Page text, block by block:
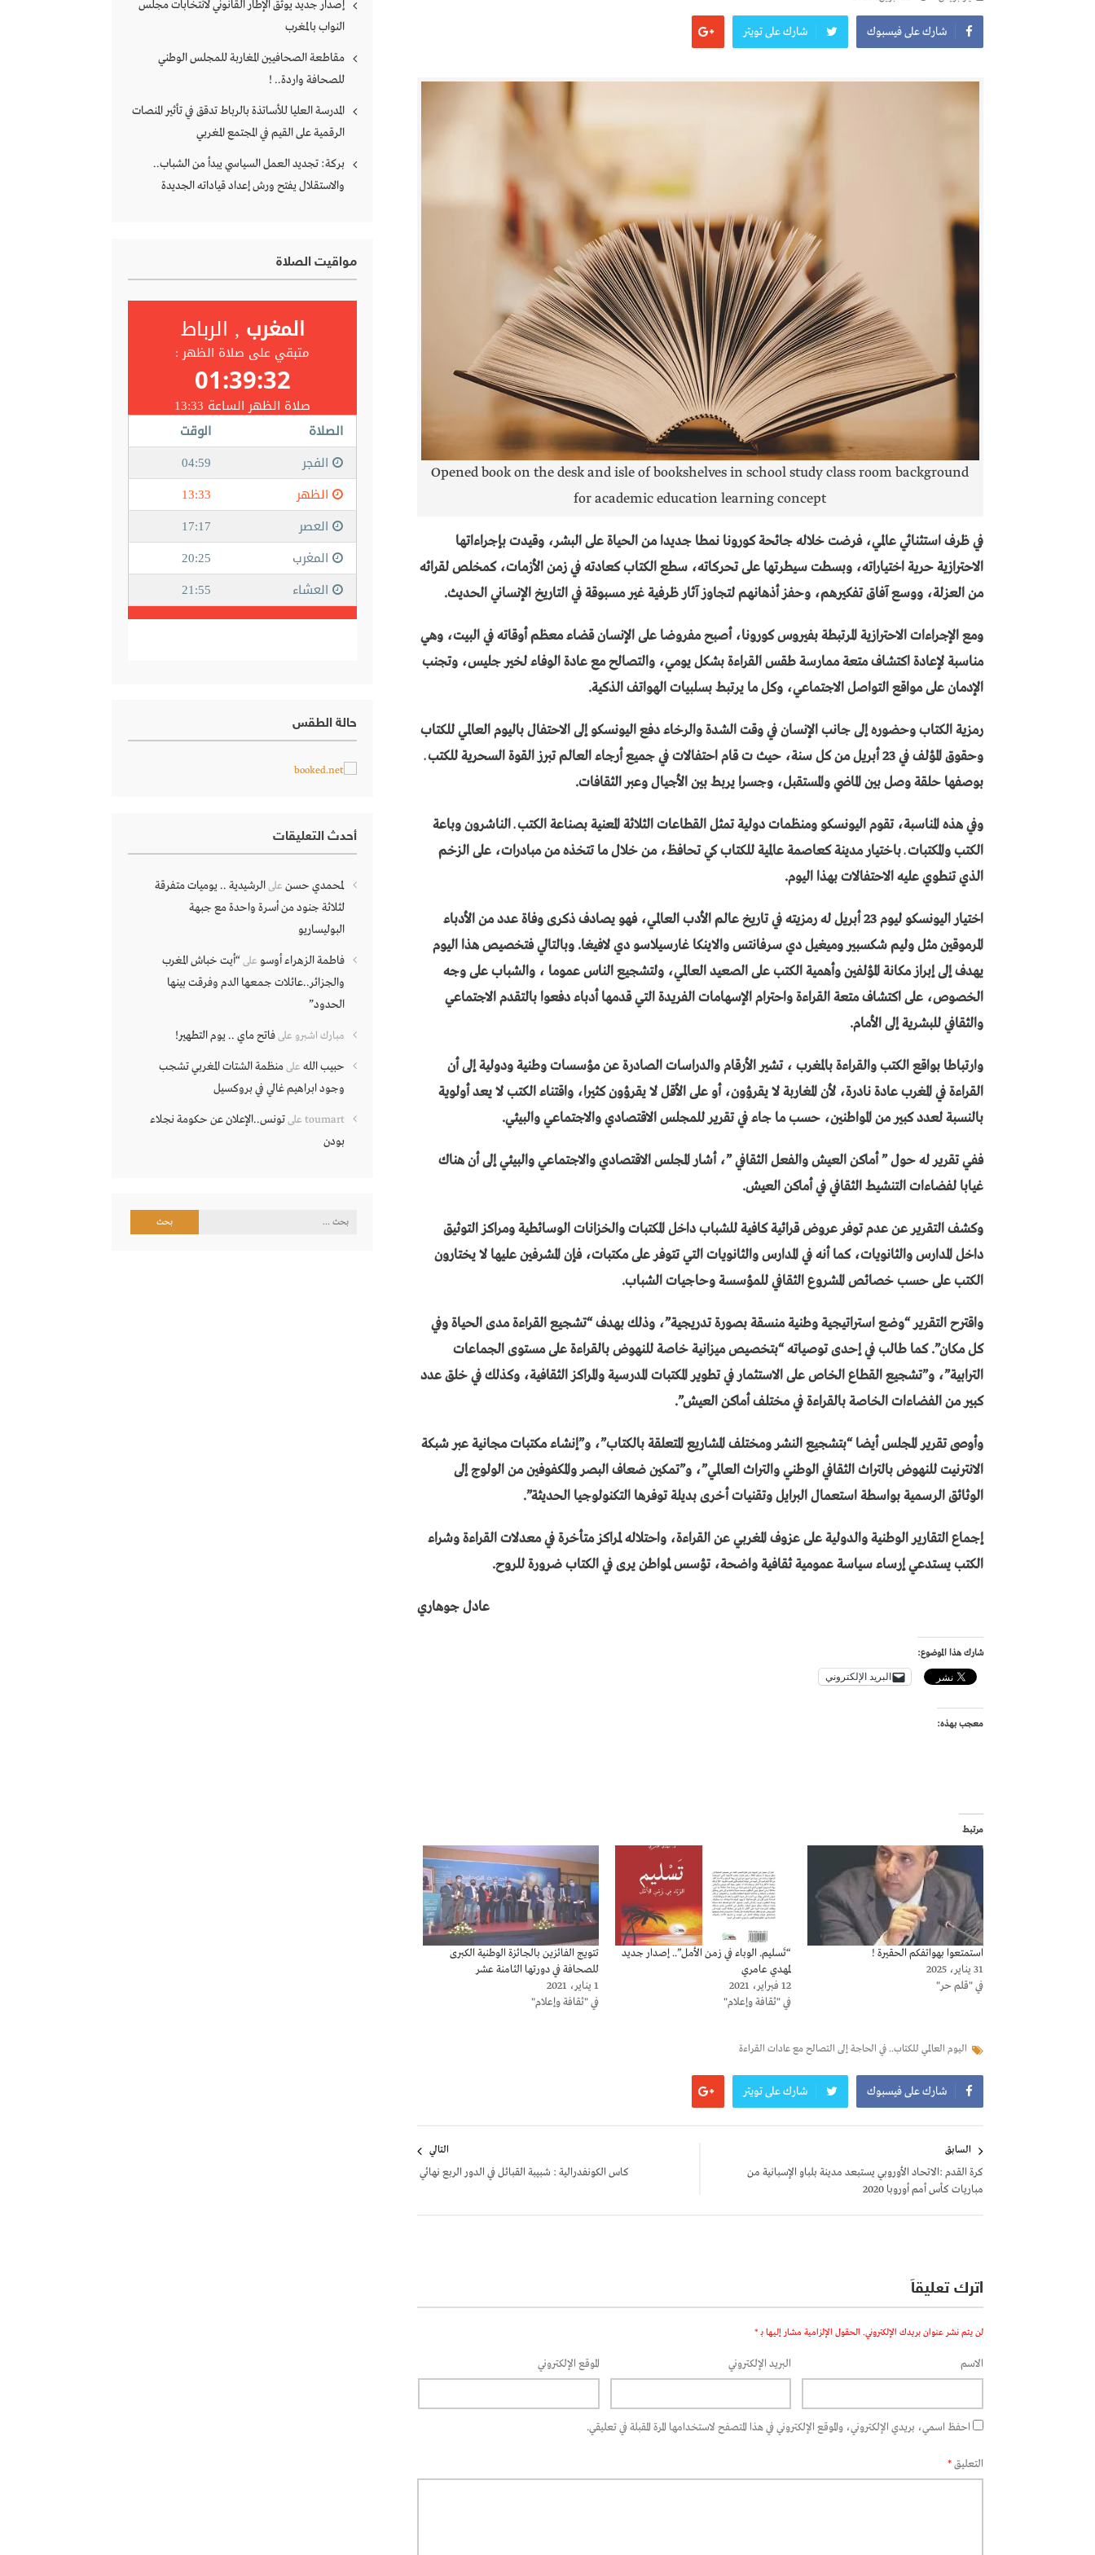
شارك على فيسبوك شارك على تويتر
Opened book on the desk and isle of bookshelves in school study class room background
for academic education learning concept
في ظرف استثنائي عالمي، فرضت خلاله جائحة كورونا نمطا جديدا من الحياة على البشر، وقيدت بإجراءاتها
الاحترازية حرية اختياراته، وبسطت سيطرتها على تحركاته، سطع الكتاب كعادته في زمن الأزمات، كمخلص لقرائه
من العزلة، ووسع آفاق تفكيرهم، وحفز أذهانهم لتجاوز آثار ظرفية غير مسبوقة في التاريخ الإنساني الحديث.
ومع الإجراءات الاحترازية المرتبطة بفيروس كورونا، أصبح مفروضا على الإنسان قضاء معظم أوقاته في البيت، وهي
مناسبة لإعادة اكتشاف متعة ممارسة طقس القراءة بشكل يومي، والتصالح مع عادة الوفاء لخير جليس، وتجنب
الإدمان على مواقع التواصل الاجتماعي، وكل ما يرتبط بسلبيات الهواتف الذكية.
رمزية الكتاب وحضوره إلى جانب الإنسان في وقت الشدة والرخاء دفع اليونسكو إلى الاحتفال باليوم العالمي للكتاب
وحقوق المؤلف في 23 أبريل من كل سنة، حيث ت قام احتفالات في جميع أرجاء العالم تبرز القوة السحرية للكتب ـ
بوصفها حلقة وصل بين الماضي والمستقبل، وجسرا يربط بين الأجيال وعبر الثقافات.
وفي هذه المناسبة، تقوم اليونسكو ومنظمات دولية تمثل القطاعات الثلاثة المعنية بصناعة الكتب ـ الناشرون وباعة
الكتب والمكتبات ـ باختيار مدينة كعاصمة عالمية للكتاب كي تحافظ، من خلال ما تتخذه من مبادرات، على الزخم
الذي تنطوي عليه الاحتفالات بهذا اليوم.
اختيار اليونسكو ليوم 23 أبريل له رمزيته في تاريخ عالم الأدب العالمي، فهو يصادف ذكرى وفاة عدد من الأدباء
المرموقين مثل وليم شكسبير وميغيل دي سرفانتس والاينكا غارسيلاسو دي لافيغا. وبالتالي فتخصيص هذا اليوم
يهدف إلى إبراز مكانة المؤلفين وأهمية الكتب على الصعيد العالمي، ولتشجيع الناس عموما ، والشباب على وجه
الخصوص، على اكتشاف متعة القراءة واحترام الإسهامات الفريدة التي قدمها أدباء دفعوا بالتقدم الاجتماعي
والثقافي للبشرية إلى الأمام.
وارتباطا بواقع الكتب والقراءة بالمغرب ، تشير الأرقام والدراسات الصادرة عن مؤسسات وطنية ودولية إلى أن
القراءة في المغرب عادة نادرة، لأن المغاربة لا يقرؤون، أو على الأقل لا يقرؤون كثيرا، واقتناء الكتب لا يعد أولوية
بالنسبة لعدد كبير من المواطنين، حسب ما جاء في تقرير للمجلس الاقتصادي والاجتماعي والبيئي.
ففي تقرير له حول ” أماكن العيش والفعل الثقافي ”، أشار المجلس الاقتصادي والاجتماعي والبيئي إلى أن هناك
غيابا لفضاءات التنشيط الثقافي في أماكن العيش.
وكشف التقرير عن عدم توفر عروض قرائية كافية للشباب داخل المكتبات والخزانات الوسائطية ومراكز التوثيق
داخل المدارس والثانويات، كما أنه في المدارس والثانويات التي تتوفر على مكتبات، فإن المشرفين عليها لا يختارون
الكتب على حسب خصائص المشروع الثقافي للمؤسسة وحاجيات الشباب.
واقترح التقرير “وضع استراتيجية وطنية منسقة بصورة تدريجية”، وذلك بهدف “تشجيع القراءة مدى الحياة وفي
كل مكان”. كما طالب في إحدى توصياته “بتخصيص ميزانية خاصة للنهوض بالقراءة على مستوى الجماعات
الترابية”، و”تشجيع القطاع الخاص على الاستثمار في تطوير المكتبات المدرسية والمراكز الثقافية، وكذلك في خلق عدد
كبير من الفضاءات الخاصة بالقراءة في مختلف أماكن العيش”.
وأوصى تقرير المجلس أيضا “بتشجيع النشر ومختلف المشاريع المتعلقة بالكتاب”، و”إنشاء مكتبات مجانية عبر شبكة
الانترنيت للنهوض بالتراث الثقافي الوطني والتراث العالمي”، و”تمكين ضعاف البصر والمكفوفين من الولوج إلى
الوثائق الرسمية بواسطة استعمال البرايل وتقنيات أخرى بديلة توفرها التكنولوجيا الحديثة”.
إجماع التقارير الوطنية والدولية على عزوف المغربي عن القراءة، واحتلاله لمراكز متأخرة في معدلات القراءة وشراء
الكتب يستدعي إرساء سياسة عمومية ثقافية واضحة، تؤسس لمواطن يرى في الكتاب ضرورة للروح.
عادل جوهاري
شارك هذا الموضوع:
البريد الإلكتروني
معجب بهذه:
مرتبط
استمتعوا بهواتفكم الحقيرة !
31 يناير، 2025
في "قلم حر"
“تَسليم. الوباء في زمن الأمل”.. إصدار جديد
لمهدي عامري
12 فبراير، 2021
في "ثقافة وإعلام"
تتويج الفائزين بالجائزة الوطنية الكبرى
للصحافة في دورتها الثامنة عشر
1 يناير، 2021
في "ثقافة وإعلام"
اليوم العالمي للكتاب.. في الحاجة إلى التصالح مع عادات القراءة
شارك على فيسبوك شارك على تويتر
المقالات
السابق
كرة القدم :الاتحاد الأوروبي يستبعد مدينة بلباو الإسبانية من
مباريات كأس أمم أوروبا 2020
التالي
كاس الكونفدرالية : شبيبة القبائل في الدور الربع نهائي
اترك تعليقاً
لن يتم نشر عنوان بريدك الإلكتروني. الحقول الإلزامية مشار إليها بـ *
الاسم البريد الإلكتروني الموقع الإلكتروني
احفظ اسمي، بريدي الإلكتروني، والموقع الإلكتروني في هذا المتصفح لاستخدامها المرة المقبلة في تعليقي.
التعليق*
إصدار جديد يوثق الإطار القانوني لانتخابات مجلس
النواب بالمغرب
مقاطعة الصحافيين المغاربة للمجلس الوطني
للصحافة واردة.. !
المدرسة العليا للأساتذة بالرباط تدقق في تأثير المنصات
الرقمية على القيم في المجتمع المغربي
بركة: تجديد العمل السياسي يبدأ من الشباب..
والاستقلال يفتح ورش إعداد قياداته الجديدة
مواقيت الصلاة
حالة الطقس
أحدث التعليقات
لمحمدي حسن علىالرشيدية .. يوميات متفرقة
لثلاثة جنود من أسرة واحدة مع جبهة
البوليساريو
فاطمة الزهراء أوسو على“أيت خباش المغرب
والجزائر..عائلات جمعها الدم وفرقت بينها
الحدود”
مبارك اشبرو علىفاتح ماي .. يوم التطهير!
حبيب الله علىمنظمة الشتات المغربي تشجب
وجود ابراهيم غالي في بروكسيل
toumart علىتونس..الإعلان عن حكومة نجلاء
بودن
البحث